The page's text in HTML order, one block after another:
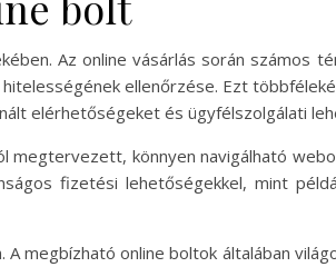
Az online vásárlás során számos
ellenőrzése. Ezt
elérhetőségeket és ügyfélszolgálati
könnyen navigálható
fizetési lehetőségekkel, mint
megbízható online boltok általában